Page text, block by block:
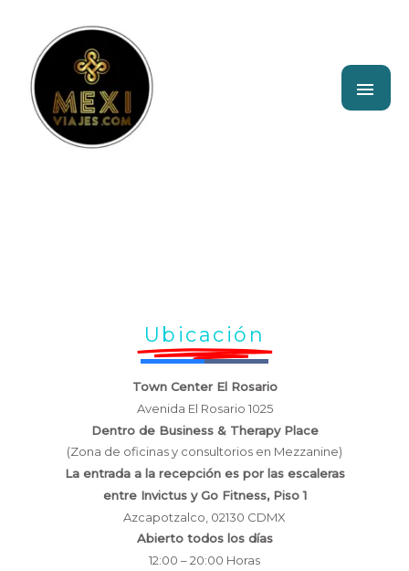
contenido
Ubicación
Town Center El Rosario
Avenida El Rosario 1025
Dentro de Business & Therapy Place
(Zona de oficinas y consultorios en Mezzanine)
La entrada a la recepción es por las escaleras
entre Invictus y Go Fitness, Piso 1
Azcapotzalco, 02130 CDMX
Abierto todos los días
12:00 – 20:00 Horas